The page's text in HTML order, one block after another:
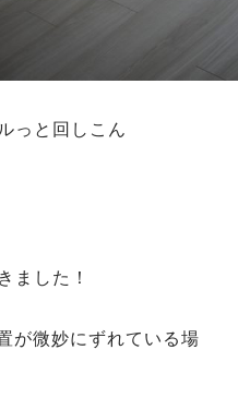
っと回しこん
ました！
が微妙にずれている場